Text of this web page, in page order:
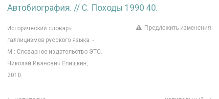
Автобиография. // С. Походы 1990 40.
Исторический словарь
галлицизмов русского языка. -
М.: Словарное издательство ЭТС.
Николай Иванович Епишкин,
2010.
Предложить изменения